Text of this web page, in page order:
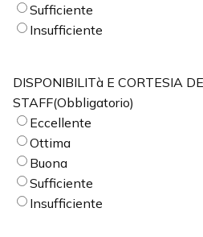
Sufficiente
Insufficiente
DISPONIBILITà E CORTESIA
STAFF(Obbligatorio)
Eccellente
Ottima
Buona
Sufficiente
Insufficiente